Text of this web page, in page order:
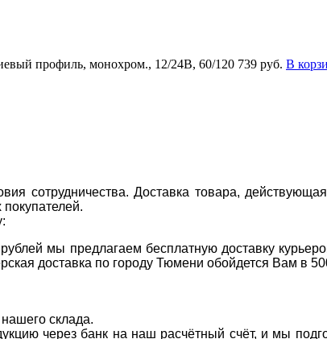
профиль, монохром., 12/24В, 60/120 739 руб. В
сотрудничества. Доставка товара,
мы предлагаем бесплатную доставку
доставка по городу Тюмени обойдется Вам в
склада.
через банк на наш расчётный счёт, и мы